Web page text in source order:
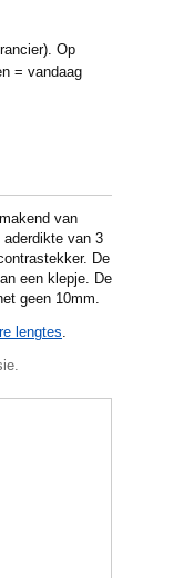
Op
= vandaag
van
aderdikte van 3
De
een klepje. De
geen 10mm.
lengtes.